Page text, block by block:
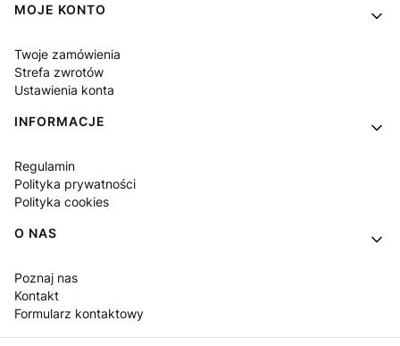
MOJE KONTO
Twoje zamówienia
Strefa zwrotów
Ustawienia konta
INFORMACJE
Regulamin
Polityka prywatności
Polityka cookies
O NAS
Poznaj nas
Kontakt
Formularz kontaktowy